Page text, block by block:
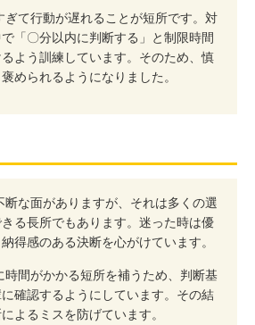
ぎて行動が遅れることが短所です。対
「〇分以内に判断する」と制限時間
よう訓練しています。そのため、慎
められるようになりました。
断な面がありますが、それは多くの選
る長所でもあります。迷った時は優
得感のある決断を心がけています。
時間がかかる短所を補うため、判断基
確認するようにしています。その結
よるミスを防げています。